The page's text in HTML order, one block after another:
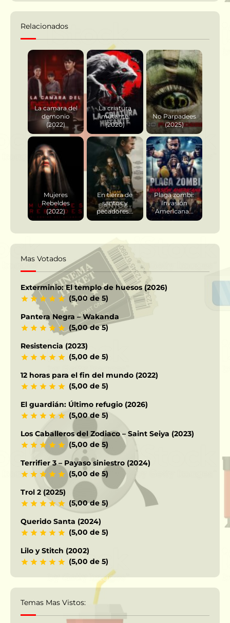
Relacionados
La camara del
demonio
(2022)
La criatura
mutante
(2020)
No Parpadees
(2025)
Mujeres
Rebeldes
(2022)
En tierra de
santos y
pecadores...
Plaga zombi:
Invasión
Americana...
Mas Votados
Exterminio: El templo de huesos (2026)
(5,00 de 5)
Pantera Negra – Wakanda
(5,00 de 5)
Resistencia (2023)
(5,00 de 5)
12 horas para el fin del mundo (2022)
(5,00 de 5)
El guardián: Último refugio (2026)
(5,00 de 5)
Los Caballeros del Zodiaco – Saint Seiya (2023)
(5,00 de 5)
Terrifier 3 – Payaso siniestro (2024)
(5,00 de 5)
Trol 2 (2025)
(5,00 de 5)
Querido Santa (2024)
(5,00 de 5)
Lilo y Stitch (2002)
(5,00 de 5)
Temas Mas Vistos: